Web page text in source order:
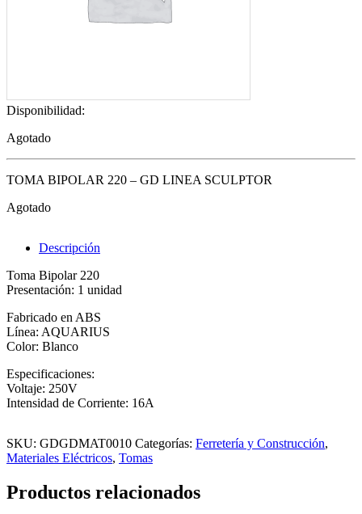
Disponibilidad:
Agotado
TOMA BIPOLAR 220 – GD LINEA SCULPTOR
Agotado
Descripción
Toma Bipolar 220
Presentación: 1 unidad
Fabricado en ABS
Línea: AQUARIUS
Color: Blanco
Especificaciones:
Voltaje: 250V
Intensidad de Corriente: 16A
SKU: GDGDMAT0010 Categorías: Ferretería y Construcción,
Materiales Eléctricos, Tomas
Productos relacionados